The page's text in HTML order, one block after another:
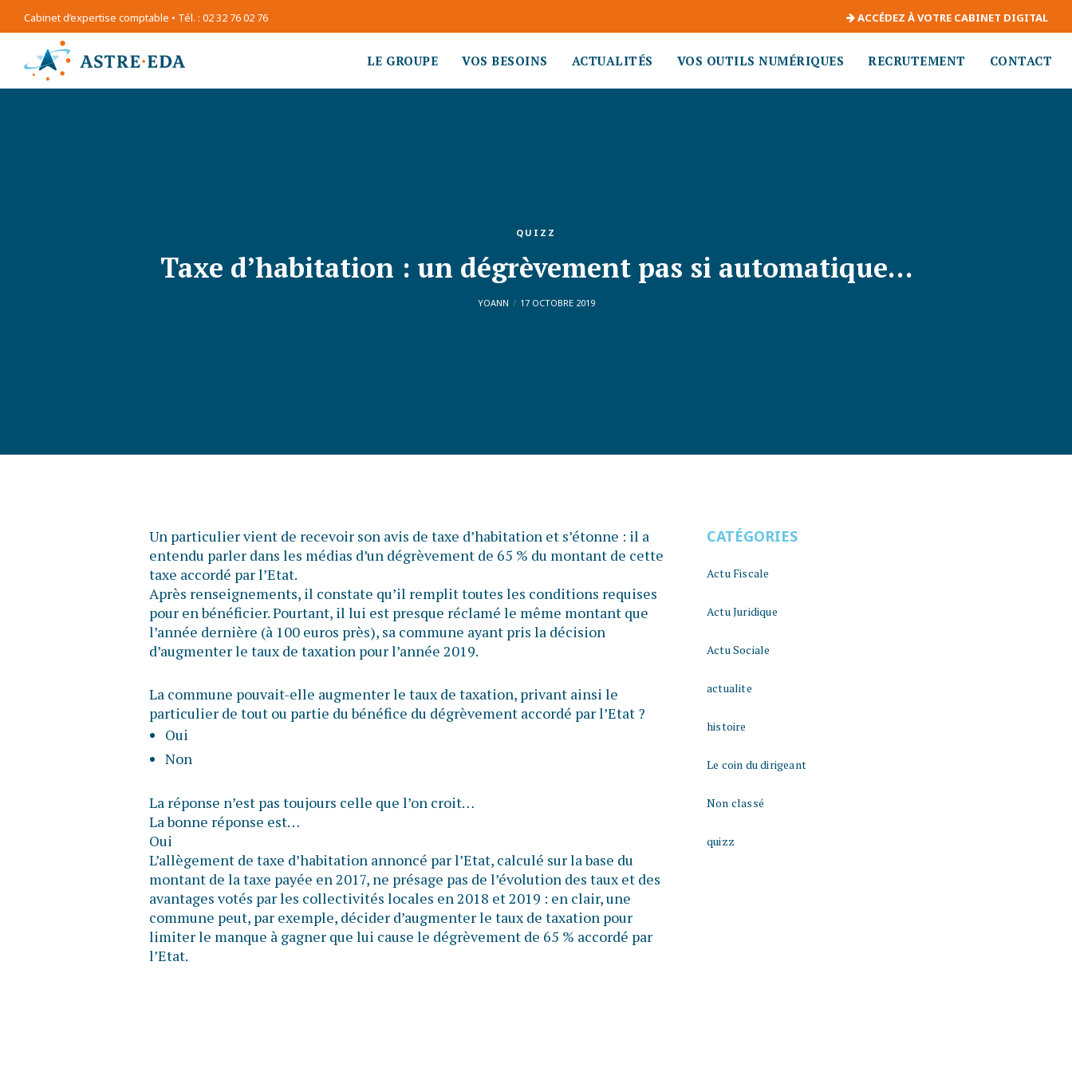
Cabinet d’expertise comptable • Tél. : 02 32 76 02 76 ACCÉDEZ À VOTRE CABINET DIGITAL
LE GROUPE VOS BESOINS ACTUALITÉS VOS OUTILS NUMÉRIQUES RECRUTEMENT CONTACT
QUIZZ
Taxe d’habitation : un dégrèvement pas si automatique…
YOANN 17 OCTOBRE 2019
Un particulier vient de recevoir son avis de taxe d’habitation et s’étonne : il a
entendu parler dans les médias d’un dégrèvement de 65 % du montant de cette
taxe accordé par l’Etat.
Après renseignements, il constate qu’il remplit toutes les conditions requises
pour en bénéficier. Pourtant, il lui est presque réclamé le même montant que
l’année dernière (à 100 euros près), sa commune ayant pris la décision
d’augmenter le taux de taxation pour l’année 2019.
La commune pouvait-elle augmenter le taux de taxation, privant ainsi le
particulier de tout ou partie du bénéfice du dégrèvement accordé par l’Etat ?
Oui
Non
La réponse n’est pas toujours celle que l’on croit…
La bonne réponse est…
Oui
L’allègement de taxe d’habitation annoncé par l’Etat, calculé sur la base du
montant de la taxe payée en 2017, ne présage pas de l’évolution des taux et des
avantages votés par les collectivités locales en 2018 et 2019 : en clair, une
commune peut, par exemple, décider d’augmenter le taux de taxation pour
limiter le manque à gagner que lui cause le dégrèvement de 65 % accordé par
l’Etat.
CATÉGORIES
Actu Fiscale
Actu Juridique
Actu Sociale
actualite
histoire
Le coin du dirigeant
Non classé
quizz